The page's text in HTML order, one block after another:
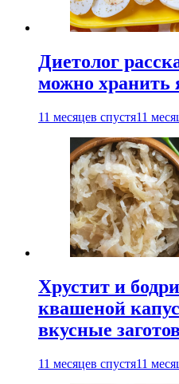
Диетолог
можно хранить
11 месяцев спустя11
Хрустит и
квашеной
вкусные
11 месяцев спустя11